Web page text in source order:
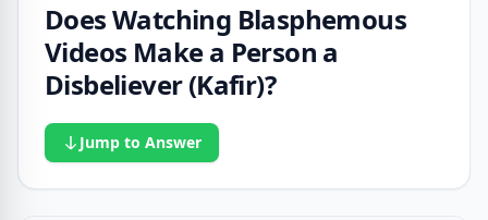
Does Watching Blasphemous
Videos Make a Person a
Disbeliever (Kafir)?
Jump to Answer